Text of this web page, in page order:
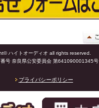
ハイトオーディオ all rights reserved.
号 奈良県公安委員会 第641090001345号
プライバシーポリシー